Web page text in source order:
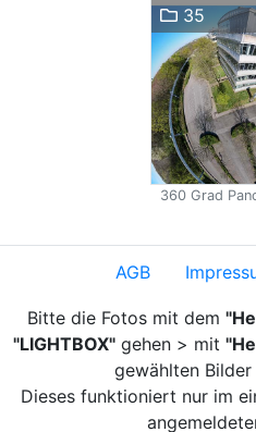
35
360 Grad
AGB
Bitte die Fotos mit dem
"LIGHTBOX" gehen > mit
gewählten
Dieses funktioniert nur im